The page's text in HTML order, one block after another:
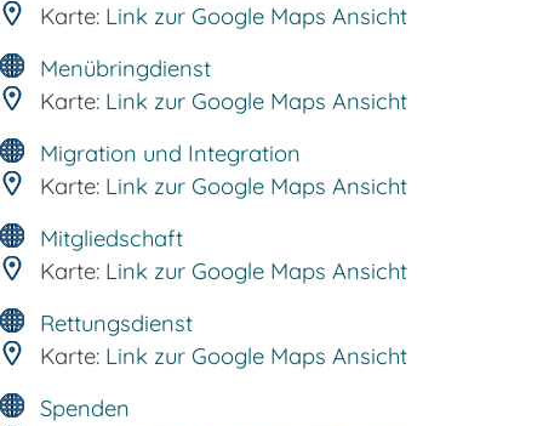
Karte: Link zur Google Maps Ansicht
Menübringdienst
Karte: Link zur Google Maps Ansicht
Migration und Integration
Karte: Link zur Google Maps Ansicht
Mitgliedschaft
Karte: Link zur Google Maps Ansicht
Rettungsdienst
Karte: Link zur Google Maps Ansicht
Spenden